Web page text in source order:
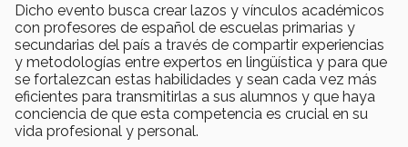
Dicho evento busca crear lazos y vínculos académicos
con profesores de español de escuelas primarias y
secundarias del país a través de compartir experiencias
y metodologías entre expertos en lingüística y para que
se fortalezcan estas habilidades y sean cada vez más
eficientes para transmitirlas a sus alumnos y que haya
conciencia de que esta competencia es crucial en su
vida profesional y personal.